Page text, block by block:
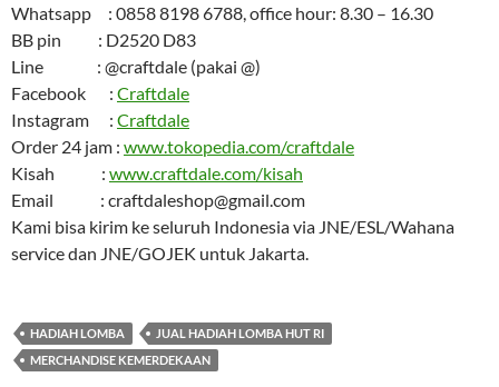
Whatsapp : 0858 8198 6788, office hour: 8.30 – 16.30
BB pin : D2520 D83
Line : @craftdale (pakai @)
Facebook : Craftdale
Instagram : Craftdale
Order 24 jam : www.tokopedia.com/craftdale
Kisah : www.craftdale.com/kisah
Email : craftdaleshop@gmail.com
Kami bisa kirim ke seluruh Indonesia via JNE/ESL/Wahana
service dan JNE/GOJEK untuk Jakarta.
HADIAH LOMBA
JUAL HADIAH LOMBA HUT RI
MERCHANDISE KEMERDEKAAN